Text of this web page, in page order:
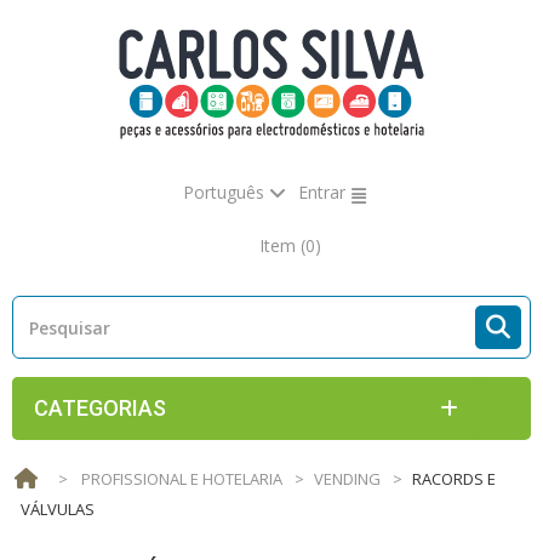
Português Entrar
Item (0)
CATEGORIAS
> PROFISSIONAL E HOTELARIA > VENDING > RACORDS E
VÁLVULAS